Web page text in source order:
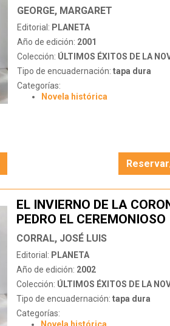
GEORGE, MARGARET
Editorial: PLANETA
Año de edición: 2001
Colección: ÚLTIMOS ÉXITOS DE LA
Tipo de encuadernación: tapa dura
Categorías:
Novela histórica
EL INVIERNO DE LA
PEDRO EL CEREMONIOSO
CORRAL, JOSÉ LUIS
Editorial: PLANETA
Año de edición: 2002
Colección: ÚLTIMOS ÉXITOS DE LA
Tipo de encuadernación: tapa dura
Categorías: